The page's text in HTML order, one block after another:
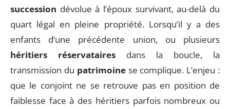
succession dévolue à l’époux survivant, au-delà du
quart légal en pleine propriété. Lorsqu’il y a des
enfants d’une précédente union, ou plusieurs
héritiers réservataires dans la boucle, la
transmission du patrimoinese complique. L’enjeu :
que le conjoint ne se retrouve pas en position de
faiblesse face à des héritiers parfois nombreux ou